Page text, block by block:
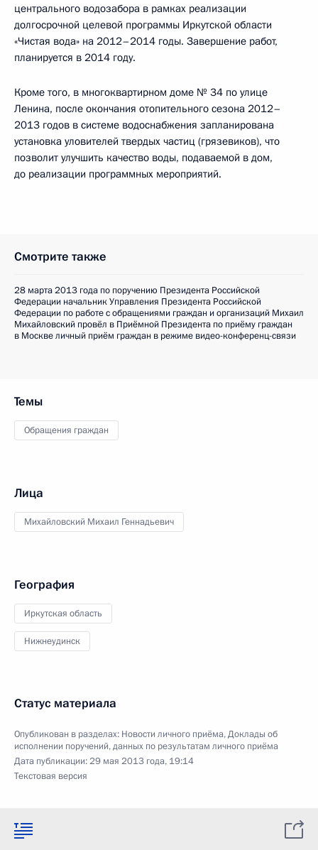
центрального водозабора в рамках реализации
долгосрочной целевой программы Иркутской области
«Чистая вода» на 2012–2014 годы. Завершение работ,
планируется в 2014 году.
Кроме того, в многоквартирном доме № 34 по улице
Ленина, после окончания отопительного сезона 2012–
2013 годов в системе водоснабжения запланирована
установка уловителей твердых частиц (грязевиков), что
позволит улучшить качество воды, подаваемой в дом,
до реализации программных мероприятий.
Смотрите также
28 марта 2013 года по поручению Президента Российской
Федерации начальник Управления Президента Российской
Федерации по работе с обращениями граждан и организаций Михаил
Михайловский провёл в Приёмной Президента по приёму граждан
в Москве личный приём граждан в режиме видео-конференц-связи
Темы
Обращения граждан
Лица
Михайловский Михаил Геннадьевич
География
Иркутская область
Нижнеудинск
Статус материала
Опубликован в разделах: Новости личного приёма,Доклады об
исполнении поручений, данных по результатам личного приёма
Дата публикации:29 мая 2013 года, 19:14
Текстовая версия